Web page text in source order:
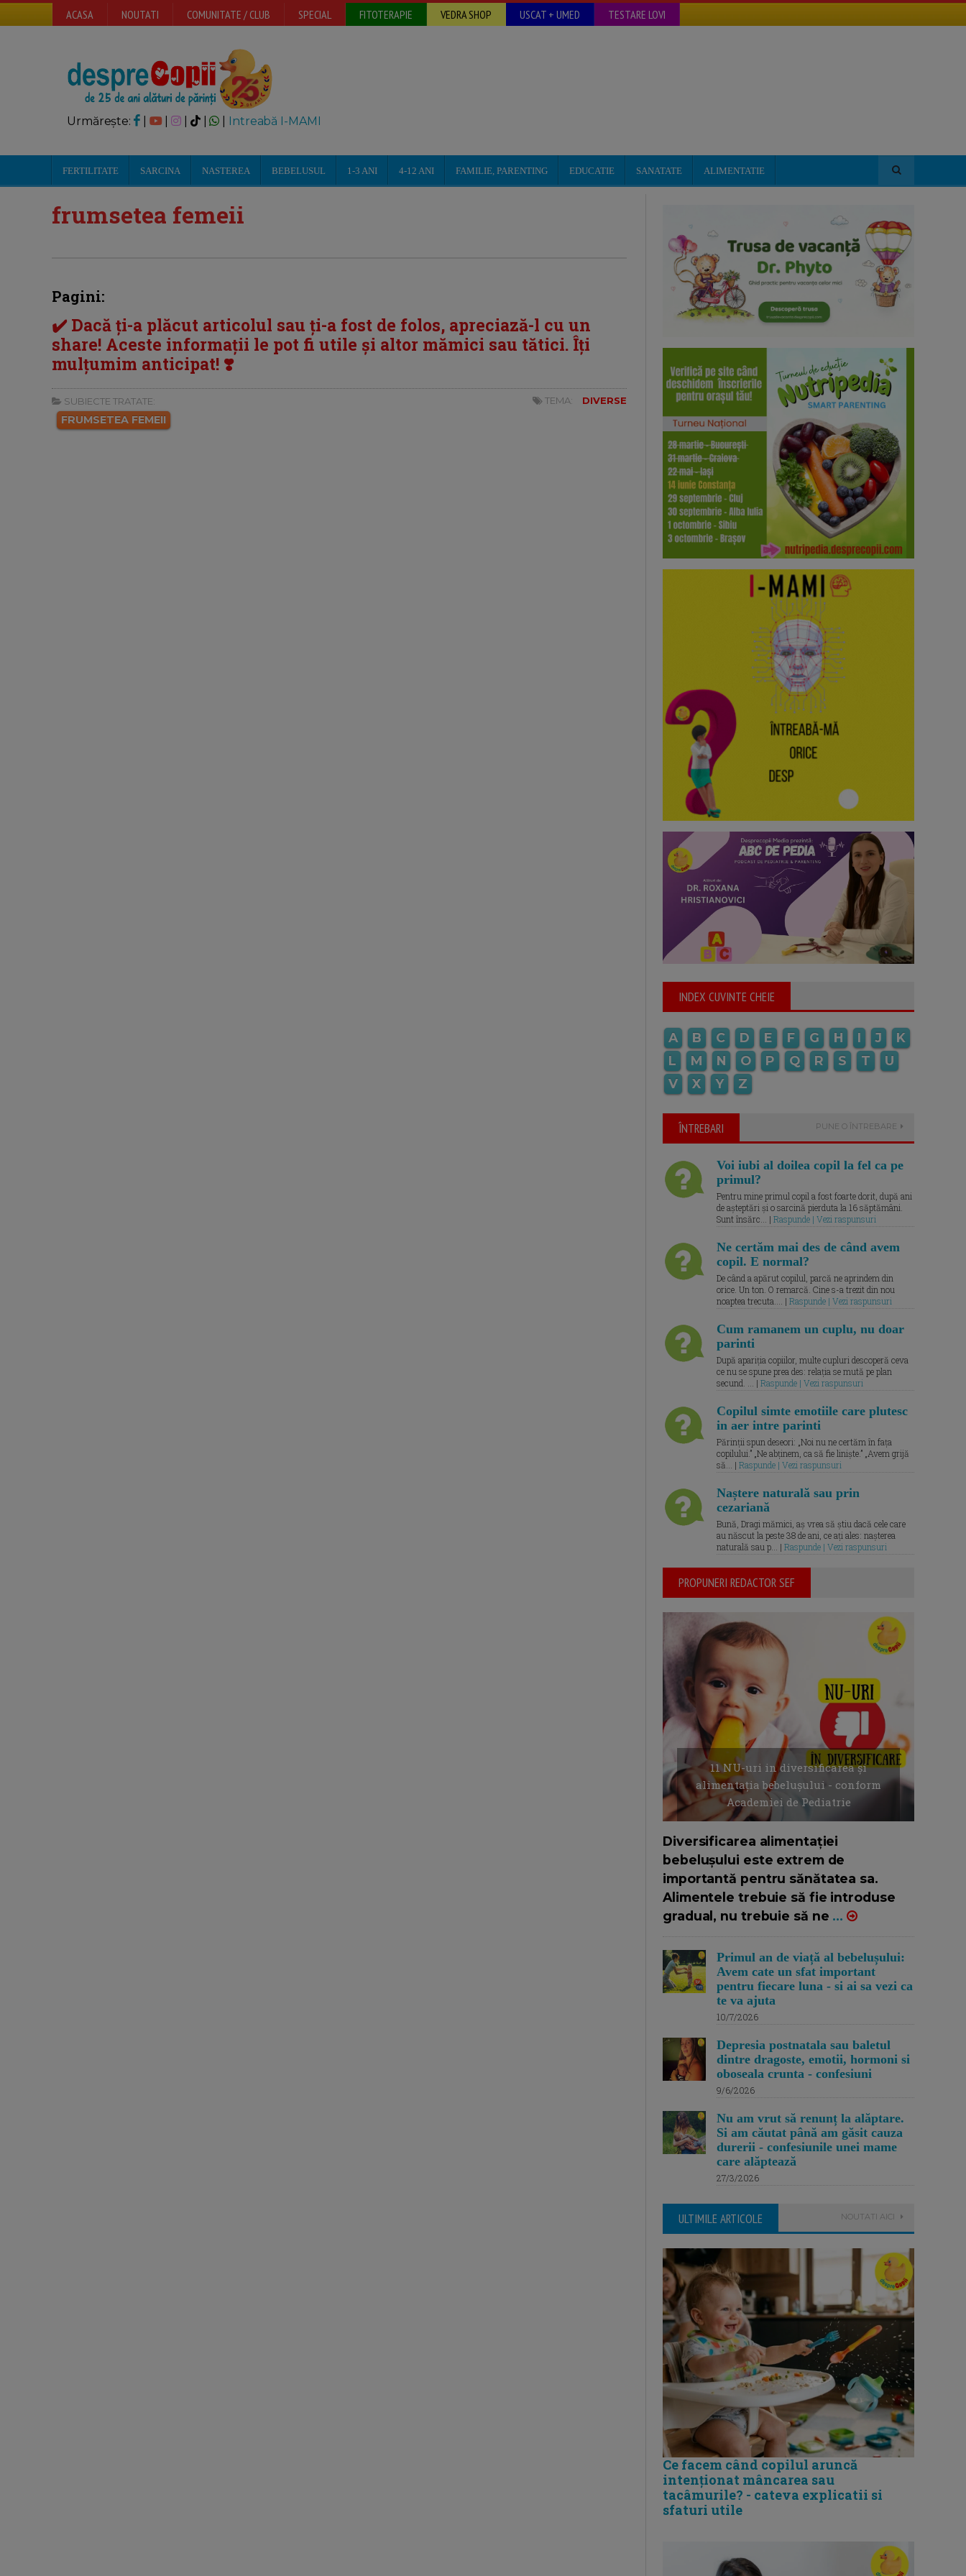
ACASA NOUTATI COMUNITATE / CLUB SPECIAL FITOTERAPIE VEDRA SHOP USCAT + UMED TESTARE LOVI
Urmărește: | | Intreabă I-MAMI
FERTILITATE SARCINA NASTEREA BEBELUSUL 1-3 ANI 4-12 ANI FAMILIE, PARENTING EDUCATIE SANATATE ALIMENTATIE
frumsetea femeii
Pagini:
✔️ Dacă ți-a plăcut articolul sau ți-a fost de folos, apreciază-l cu un
share! Aceste informații le pot fi utile și altor mămici sau tătici. Îți
mulțumim anticipat! ❣️
SUBIECTE TRATATE:
FRUMSETEA FEMEII
TEMA: DIVERSE
INDEX CUVINTE CHEIE
A B C D E F G H I J
K
L
M N O P Q R S T
U
V
X Y Z
ÎNTREBARI PUNE O ÎNTREBARE
Voi iubi al doilea copil la fel ca pe
primul?
Pentru mine primul copil a fost foarte dorit, după ani
de așteptări și o sarcină pierduta la 16 săptămâni.
Sunt însărc... | Raspunde | Vezi raspunsuri
Ne certăm mai des de când avem
copil. E normal?
De când a apărut copilul, parcă ne aprindem din
orice. Un ton. O remarcă. Cine s-a trezit din nou
noaptea trecuta.... | Raspunde | Vezi raspunsuri
Cum ramanem un cuplu, nu doar
parinti
După apariția copiilor, multe cupluri descoperă ceva
ce nu se spune prea des: relația se mută pe plan
secund. ... | Raspunde | Vezi raspunsuri
Copilul simte emotiile care plutesc
in aer intre parinti
Părinții spun deseori: „Noi nu ne certăm în fața
copilului.” „Ne abținem, ca să fie liniște.” „Avem grijă
să... | Raspunde | Vezi raspunsuri
Naștere naturală sau prin
cezariană
Bună, Dragi mămici, aș vrea să știu dacă cele care
au născut la peste 38 de ani, ce ați ales: nașterea
naturală sau p... | Raspunde | Vezi raspunsuri
PROPUNERI REDACTOR SEF
11 NU-uri in diversificarea și
alimentația bebelușului - conform
Academiei de Pediatrie
Diversificarea alimentației
bebelușului este extrem de
importantă pentru sănătatea sa.
Alimentele trebuie să fie introduse
gradual, nu trebuie să ne ...
Primul an de viață al bebelușului:
Avem cate un sfat important
pentru fiecare luna - si ai sa vezi ca
te va ajuta
10/7/2026
Depresia postnatala sau baletul
dintre dragoste, emotii, hormoni si
oboseala crunta - confesiuni
9/6/2026
Nu am vrut să renunț la alăptare.
Si am căutat până am găsit cauza
durerii - confesiunile unei mame
care alăptează
27/3/2026
ULTIMILE ARTICOLE NOUTATI AICI
Ce facem când copilul aruncă
intenționat mâncarea sau
tacâmurile? - cateva explicatii si
sfaturi utile